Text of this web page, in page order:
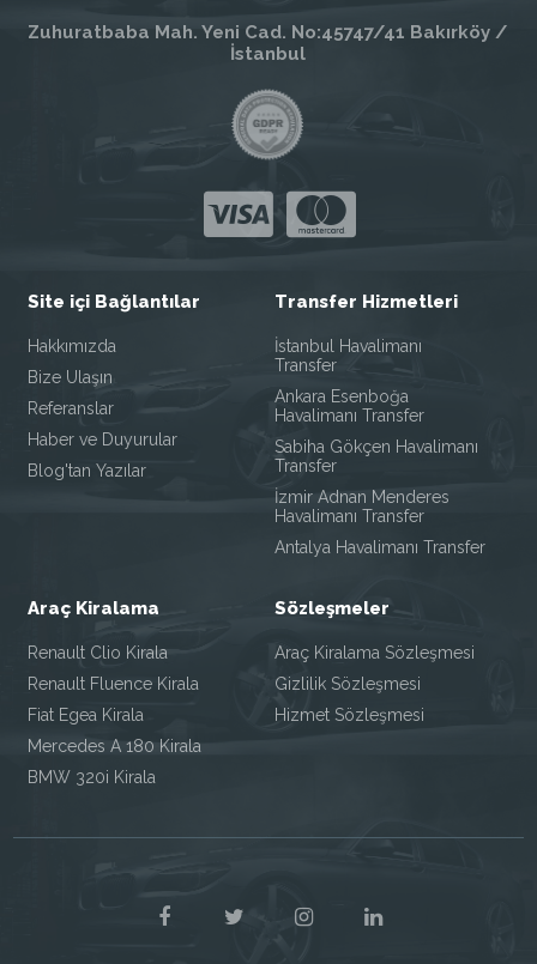
Zuhuratbaba Mah. Yeni Cad. No:45747/41 Bakırköy /
İstanbul
Site içi Bağlantılar
Hakkımızda
Bize Ulaşın
Referanslar
Haber ve Duyurular
Blog'tan Yazılar
Transfer Hizmetleri
İstanbul Havalimanı
Transfer
Ankara Esenboğa
Havalimanı Transfer
Sabiha Gökçen Havalimanı
Transfer
İzmir Adnan Menderes
Havalimanı Transfer
Antalya Havalimanı Transfer
Araç Kiralama
Renault Clio Kirala
Renault Fluence Kirala
Fiat Egea Kirala
Mercedes A 180 Kirala
BMW 320i Kirala
Sözleşmeler
Araç Kiralama Sözleşmesi
Gizlilik Sözleşmesi
Hizmet Sözleşmesi